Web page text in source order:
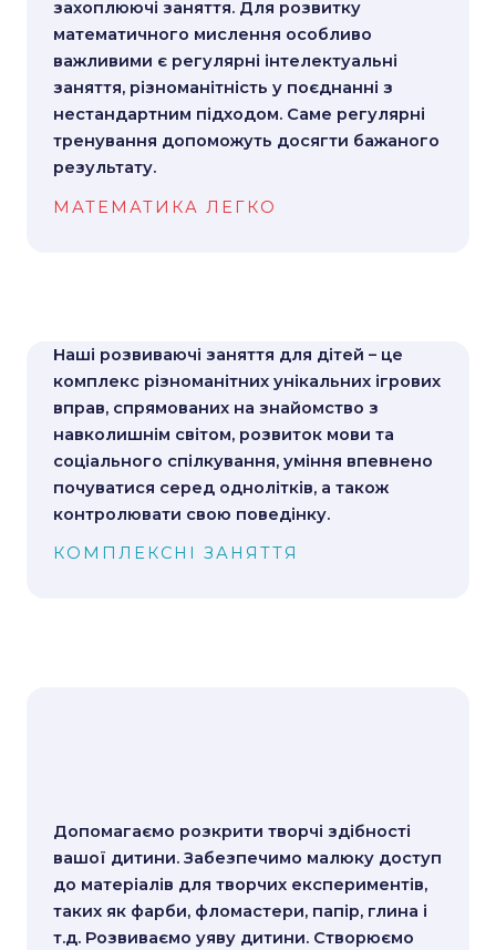
захоплюючі заняття. Для розвитку
математичного мислення особливо
важливими є регулярні інтелектуальні
заняття, різноманітність у поєднанні з
нестандартним підходом. Саме регулярні
тренування допоможуть досягти бажаного
результату.
МАТЕМАТИКА ЛЕГКО
Наші розвиваючі заняття для дітей – це
комплекс різноманітних унікальних ігрових
вправ, спрямованих на знайомство з
навколишнім світом, розвиток мови та
соціального спілкування, уміння впевнено
почуватися серед однолітків, а також
контролювати свою поведінку.
КОМПЛЕКСНІ ЗАНЯТТЯ
сприятливе середовище для творчості.
РОЗВИВАЄМО ТВОРЧІСТЬ